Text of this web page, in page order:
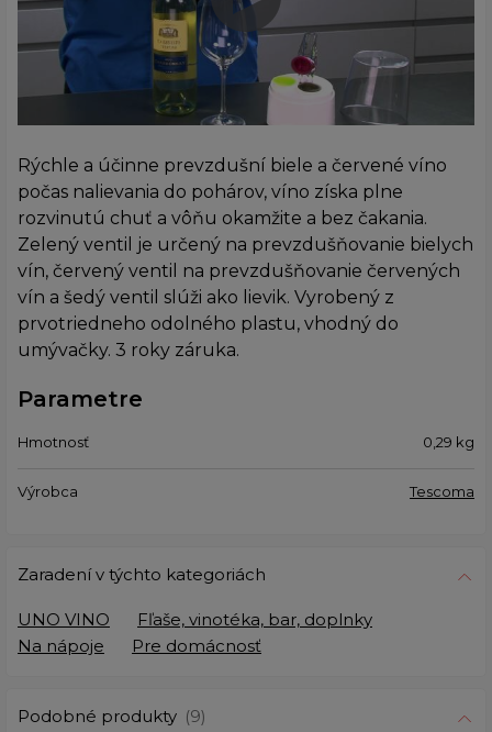
Rýchle a účinne prevzdušní biele a červené víno
počas nalievania do pohárov, víno získa plne
rozvinutú chuť a vôňu okamžite a bez čakania.
Zelený ventil je určený na prevzdušňovanie bielych
vín, červený ventil na prevzdušňovanie červených
vín a šedý ventil slúži ako lievik. Vyrobený z
prvotriedneho odolného plastu, vhodný do
umývačky. 3 roky záruka.
Parametre
Hmotnosť 0,29 kg
Výrobca Tescoma
Zaradení v týchto kategoriách
UNO VINO
Fľaše, vinotéka, bar, doplnky
Na nápoje
Pre domácnosť
Podobné produkty (9)